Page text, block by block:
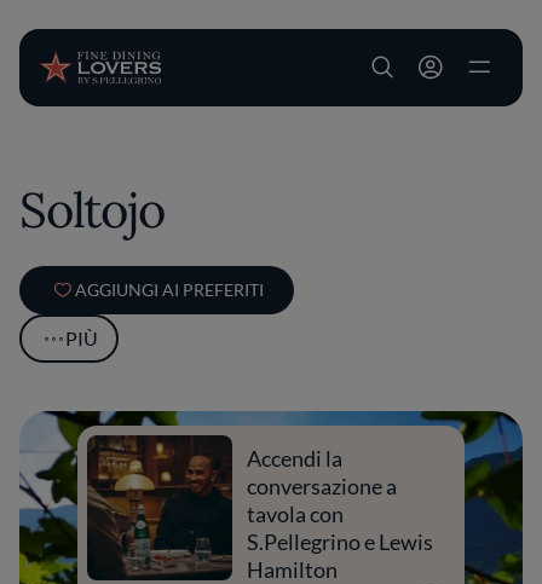
User account
Soltojo
AGGIUNGI AI PREFERITI
PIÙ
Accendi la
conversazione a
tavola con
S.Pellegrino e Lewis
Hamilton